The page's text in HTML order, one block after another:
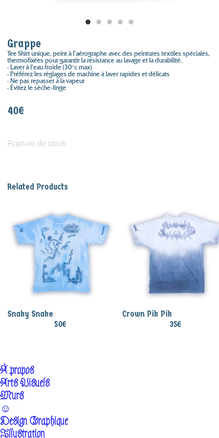
Grappe
Tee Shirt unique, peint à l’aérographe avec des peintures textiles spéciales,
thermofixées pour garantir la résistance au lavage et la durabilité.
• Laver à l’eau froide (30°c max)
• Préférez les réglages de machine à laver rapides et délicats
• Ne pas repasser à la vapeur
• Évitez le sèche-linge
40€
Rupture de stock
Related Products
Snaky Snake
50€
Crown Pik Pik
35€
À propos
Arts Visuels
Murs
☺
Design Graphique
Illustration